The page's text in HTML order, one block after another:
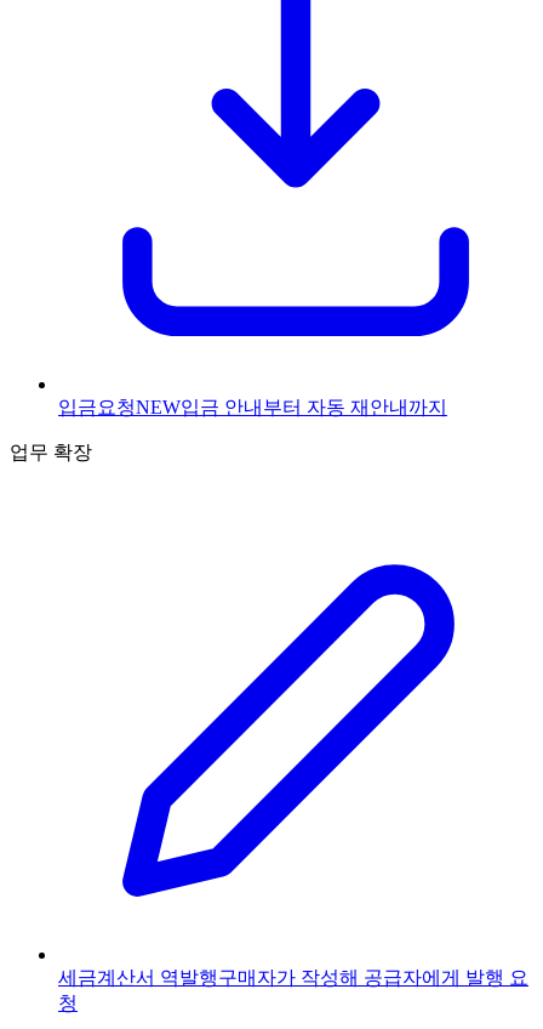
입금요청NEW입금 안내부터 자동 재안내까지
업무 확장
세금계산서 역발행구매자가 작성해 공급자에게 발행 요
청